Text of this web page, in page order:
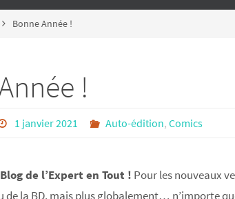
Bonne Année !
!
1 janvier 2021 Auto-édition,Comics
Blog de l’Expert en Tout ! Pour les nouveaux
de la BD, mais plus globalement… n’importe